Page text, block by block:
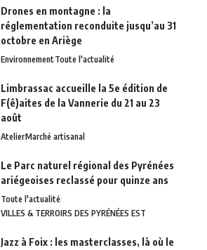
Drones en montagne : la
réglementation reconduite jusqu’au 31
octobre en Ariège
EnvironnementToute l'actualité
Limbrassac accueille la 5e édition de
F(ê)aites de la Vannerie du 21 au 23
août
AtelierMarché artisanal
Le Parc naturel régional des Pyrénées
ariégeoises reclassé pour quinze ans
Toute l'actualité
VILLES & TERROIRS DES PYRÉNÉES EST
Jazz à Foix : les masterclasses, là où le